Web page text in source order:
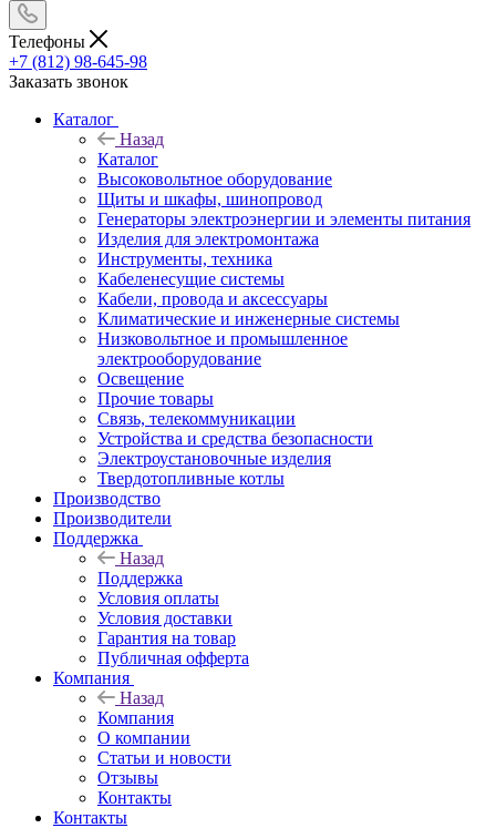
Телефоны
+7 (812) 98-645-98
Заказать звонок
Каталог
Назад
Каталог
Высоковольтное оборудование
Щиты и шкафы, шинопровод
Генераторы электроэнергии и элементы питания
Изделия для электромонтажа
Инструменты, техника
Кабеленесущие системы
Кабели, провода и аксессуары
Климатические и инженерные системы
Низковольтное и промышленное
электрооборудование
Освещение
Прочие товары
Связь, телекоммуникации
Устройства и средства безопасности
Электроустановочные изделия
Твердотопливные котлы
Производство
Производители
Поддержка
Назад
Поддержка
Условия оплаты
Условия доставки
Гарантия на товар
Публичная офферта
Компания
Назад
Компания
О компании
Статьи и новости
Отзывы
Контакты
Контакты